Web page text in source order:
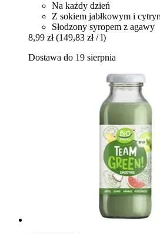
Na każdy dzień
Z sokiem jabłkowym i
Słodzony syropem z agawy
8,99 zł (149,83 zł / l)
Dostawa do 19 sierpnia